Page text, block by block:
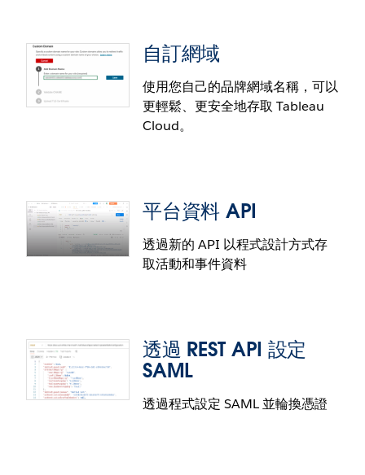
不使用公開網際網路，透過私人連線連至資料，安全
更有保障。Tableau Cloud 客戶現在可使用 AWS
Private Link，將託管在 AWS 的資料庫（例如
PGSQL、MySQL、MSSQL、OracleDB 及 Aurora）
連至 Tableau Cloud。AWS Private Link 提供專屬的
自訂網域
使用您自己的品牌網域名稱，可以
更輕鬆、更安全地存取 Tableau
Cloud。
為您的使用者提供品牌化且無縫的體驗。在嵌入式情
境中消除對第三方 Cookie 的需求，並為使用者提供簡
單易記的 URL 存取其分析資料。
平台資料 API
透過新的 API 以程式設計方式存
取活動和事件資料
透過 REST API 設定
SAML
透過程式設定 SAML 並輪換憑證